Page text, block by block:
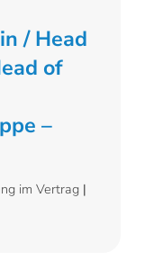
/ Head
of
–
im Vertrag |